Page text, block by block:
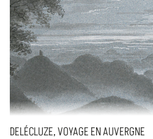
DELÉCLUZE, VOYAGE EN AUVERGNE